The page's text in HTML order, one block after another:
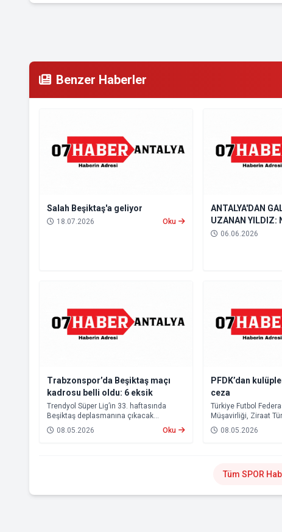
Benzer Haberler
Salah Beşiktaş'a geliyor
18.07.2026 Oku
ANTALYA'DAN
UZANAN YILDIZ:
DOLDURUYOR!
06.06.2026
Trabzonspor’da Beşiktaş maçı
kadrosu belli oldu: 6 eksik
Trendyol Süper Lig’in 33. haftasında
Beşiktaş deplasmanına çıkacak
Trabzonspor’un kamp kadrosu belli oldu.
08.05.2026 Oku
PFDK’dan
ceza
Türkiye Futbol
Müşavirliği, Ziraat
finalinde yaşanan
Beşiktaş ve Tümosan
08.05.2026
Tüm SPOR